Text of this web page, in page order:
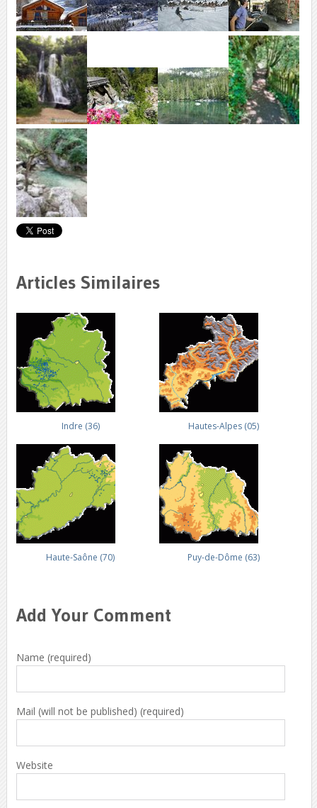
Articles Similaires
Indre (36) Hautes-Alpes (05)
Haute-Saône (70) Puy-de-Dôme (63)
Add Your Comment
Name (required)
Mail (will not be published) (required)
Website